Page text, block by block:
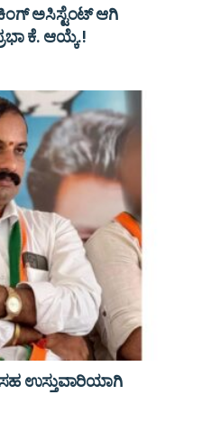
ಅಸಿಸ್ಟೆಂಟ್ ಆಗಿ
ಕೆ. ಆಯ್ಕೆ.!
ಸಹ ಉಸ್ತುವಾರಿಯಾಗಿ